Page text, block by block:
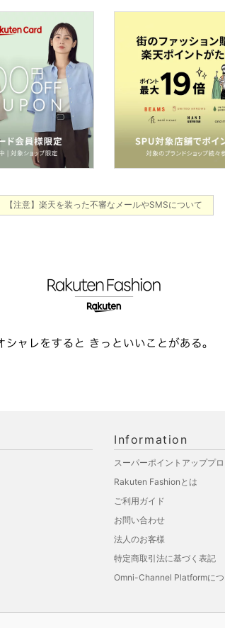
【注意】楽天を装った不審なメールやSMSについて
Information
スーパーポイントアッププ
Rakuten Fashionとは
ご利用ガイド
お問い合わせ
法人のお客様
特定商取引法に基づく表記
Omni-Channel Platformにつ